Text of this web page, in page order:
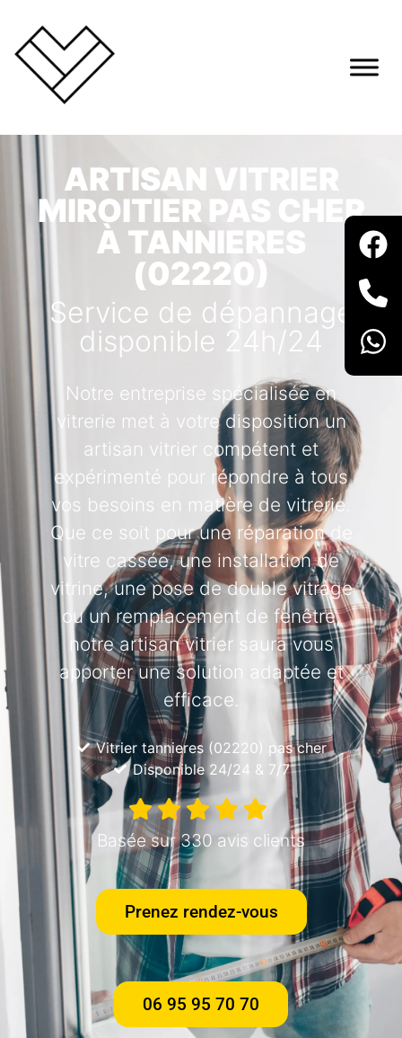
ARTISAN VITRIER
MIROITIER PAS CHER
À TANNIERES
(02220)
Service de dépannage
disponible 24h/24
Notre entreprise spécialisée en
vitrerie met à votre disposition un
artisan vitrier compétent et
expérimenté pour répondre à tous
vos besoins en matière de vitrerie.
Que ce soit pour une réparation de
vitre cassée, une installation de
vitrine, une pose de double vitrage
ou un remplacement de fenêtre,
notre artisan vitrier saura vous
apporter une solution adaptée et
efficace.
Vitrier tannieres (02220) pas cher
Disponible 24/24 & 7/7
Basée sur 330 avis clients
Prenez rendez-vous
06 95 95 70 70